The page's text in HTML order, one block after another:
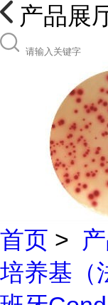
产品展
首页 >
培养基（